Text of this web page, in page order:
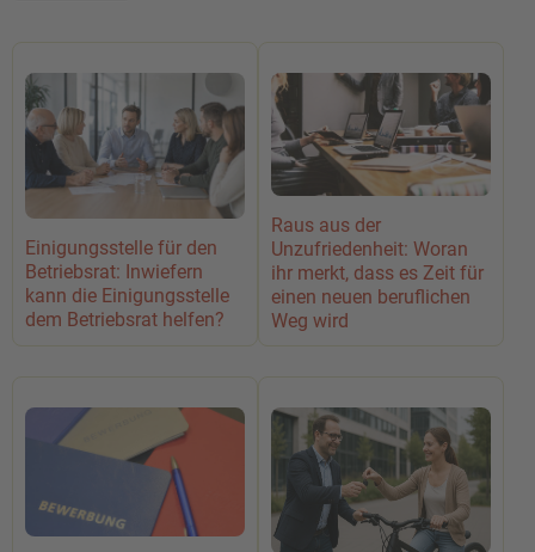
Einigungsstelle für den
Betriebsrat: Inwiefern
kann die Einigungsstelle
dem Betriebsrat helfen?
Raus aus der
Unzufriedenheit: Woran
ihr merkt, dass es Zeit für
einen neuen beruflichen
Weg wird